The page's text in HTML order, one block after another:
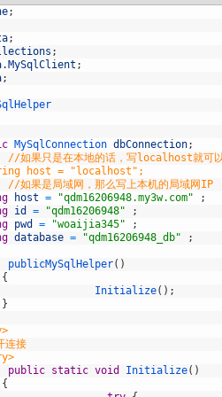
;
;
;
. MySqlClient ;
;
MySqlConnection dbConnection;
//如果只是在本地的话，写localhost就可
host = "localhost";
//如果是局域网，那么写上本机的局域网IP
host = "qdm16206948.my3w.com"
;
id = "qdm16206948"
;
pwd = "woaijia345"
;
database = "qdm16206948_db" ;
publicMySqlHelper( )
{
Initialize( ) ;
}
连接
public static void Initialize( )
{